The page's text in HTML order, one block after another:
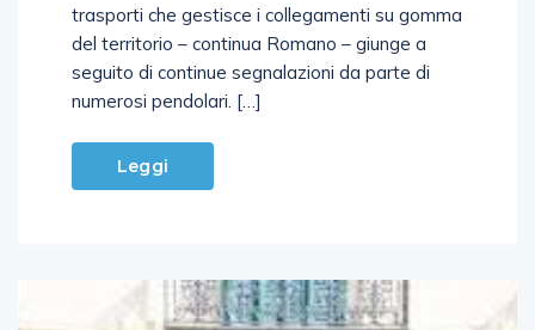
trasporti che gestisce i collegamenti su gomma
del territorio – continua Romano – giunge a
seguito di continue segnalazioni da parte di
numerosi pendolari. […]
Leggi